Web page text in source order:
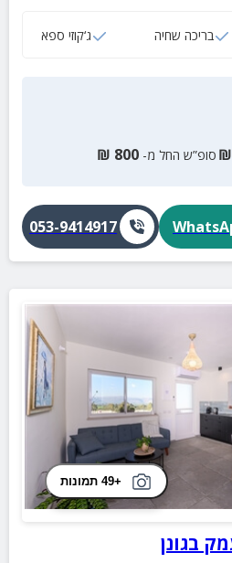
בריכה שחיה ג‘קוזי ספא
₪ סופ”ש החל מ- 800
₪
053-9414917
+49 תמונות
בגונן